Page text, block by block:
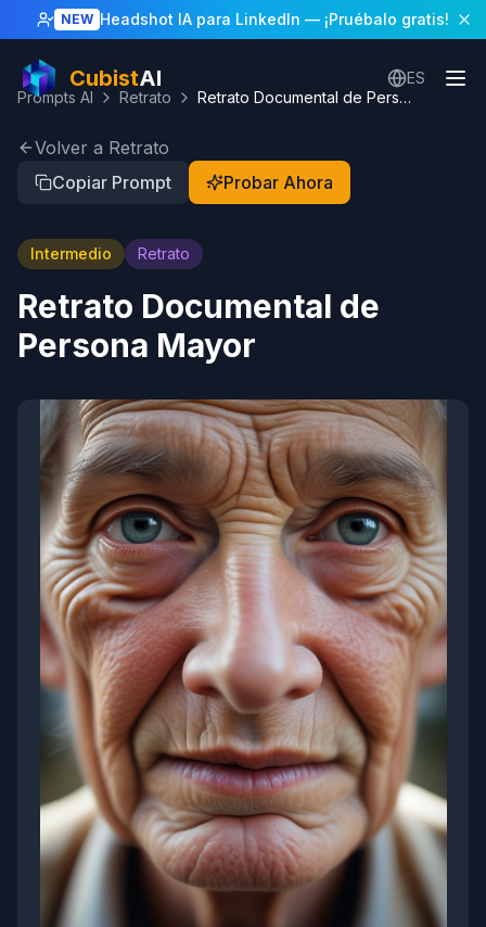
NEW Headshot IA para LinkedIn — ¡Pruébalo gratis!
CubistAI
ES
Prompts AI
Retrato Retrato Documental de Persona Mayor
Volver a Retrato
Copiar Prompt
Probar Ahora
Intermedio Retrato
Retrato Documental de
Persona Mayor